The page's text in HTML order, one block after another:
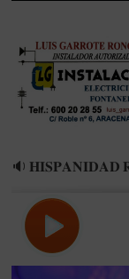
🔉 𝐇𝐈𝐒𝐏𝐀𝐍𝐈𝐃𝐀𝐃